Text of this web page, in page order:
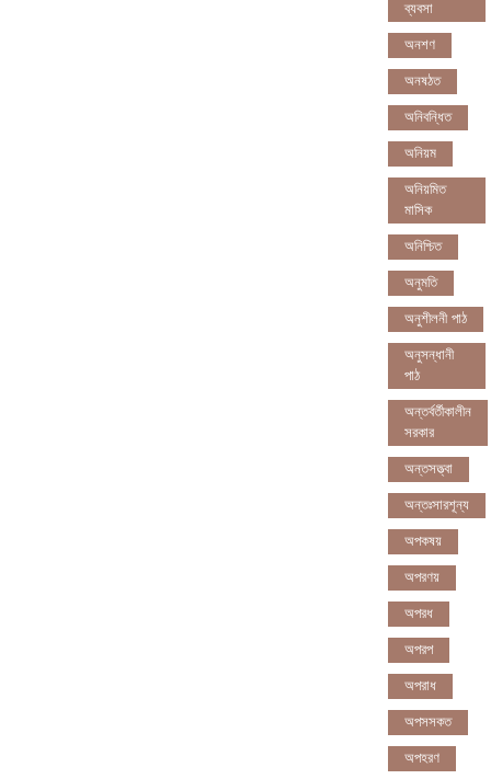
ব্যবসা
অনশণ
অনষঠত
অনিবন্ধিত
অনিয়ম
অনিয়মিত
মাসিক
অনিশ্চিত
অনুমতি
অনুশীলনী পাঠ
অনুসন্ধানী
পাঠ
অন্তর্বর্তীকালীন
সরকার
অন্তসত্ত্বা
অন্তঃসারশূন্য
অপকষয়
অপরণয়
অপরধ
অপরপ
অপরাধ
অপসসকত
অপহরণ